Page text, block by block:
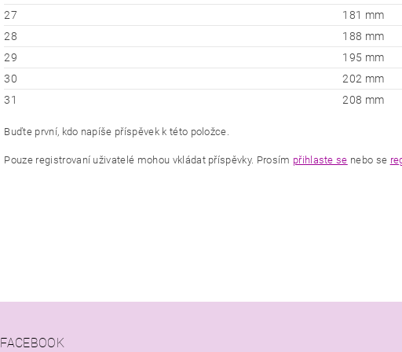
27
181 mm
28
188 mm
29
195 mm
30
202 mm
31
208 mm
Buďte první, kdo napíše příspěvek k této položce.
Pouze registrovaní uživatelé mohou vkládat příspěvky. Prosím přihlaste se nebo se
FACEBOOK